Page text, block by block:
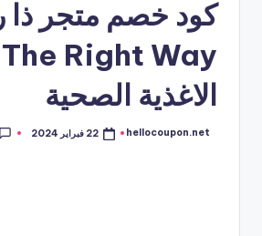
كود خصم متجر ذا
الاغذية الصحية
تمّ
hellocoupon.net 22 فبراير 2024